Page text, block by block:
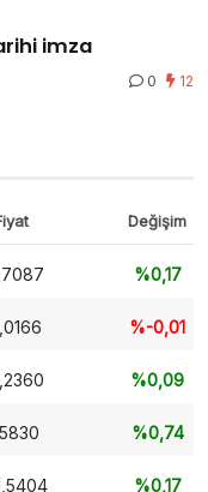
imza
0 12
Değişim
%0,17
%-0,01
%0,09
%0,74
%0,17